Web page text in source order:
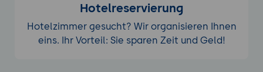
Hotelreservierung
Hotelzimmer gesucht? Wir organisieren Ihnen
eins. Ihr Vorteil: Sie sparen Zeit und Geld!